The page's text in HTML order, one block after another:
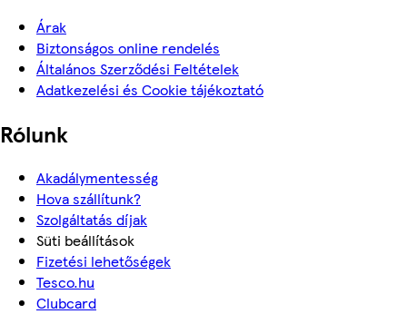
Árak
Biztonságos online rendelés
Általános Szerződési Feltételek
Adatkezelési és Cookie tájékoztató
Rólunk
Akadálymentesség
Hova szállítunk?
Szolgáltatás díjak
Süti beállítások
Fizetési lehetőségek
Tesco.hu
Clubcard